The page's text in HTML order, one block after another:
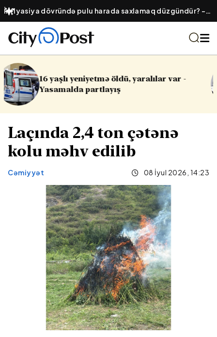
İnflyasiya dövründə pulu harada saxlamaq düzgündür? –
Ənənəvi əmanət, yoxsa qızıl?
var -
Cinayət işləri ilə bağlı
Laçında 2,4 ton çətənə
kolu məhv edilib
Cəmiyyət 08 İyul 2026, 14:23